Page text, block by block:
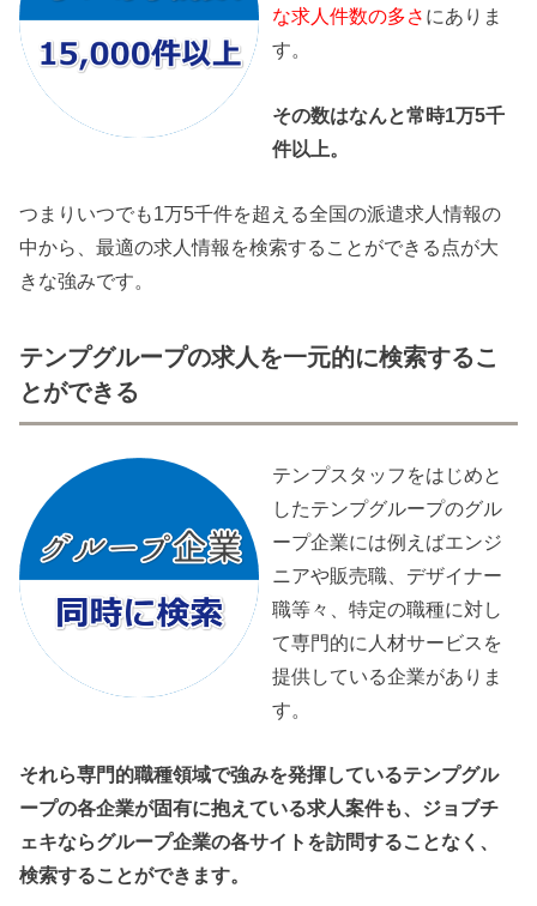
な求人件数の多さ にありま
す。
その数はなんと常時1万5千
件以上。
つまりいつでも1万5千件を超える全国の派遣求人情報の
中から、最適の求人情報を検索することができる点が大
きな強みです。
テンプグループの求人を一元的に検索するこ
とができる
テンプスタッフをはじめと
したテンプグループのグル
ープ企業には例えばエンジ
ニアや販売職、デザイナー
職等々、特定の職種に対し
て専門的に人材サービスを
提供している企業がありま
す。
それら専門的職種領域で強みを発揮しているテンプグル
ープの各企業が固有に抱えている求人案件も、ジョブチ
ェキならグループ企業の各サイトを訪問することなく、
検索することができます。